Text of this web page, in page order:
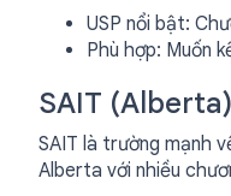
USP nổi bật:
Phù hợp: Muốn
SAIT (Alberta)
SAIT là trường mạnh
Alberta với nhiều